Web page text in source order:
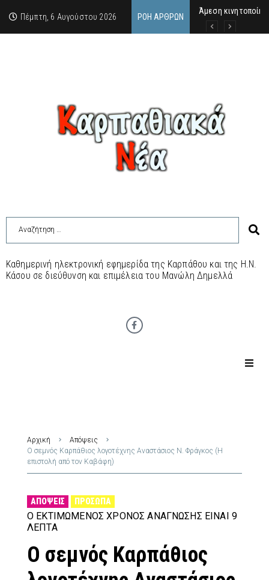
Πέμπτη, 6 Αυγούστου 2026 ΡΟΉ ΆΡΘΡΩΝ
Άμεση
Στο πανηγύρι του
ΣΥΝΑΥΛΙΑ ΜΑΡΙΟΥ
Καθημερινή ηλεκτρονική εφημερίδα της Καρπάθου και της Η.Ν.
Κάσου σε διεύθυνση και επιμέλεια του Μανώλη Δημελλά
Αρχική
Απόψεις
Ο σεμνός Καρπάθιος λογοτέχνης Αναστάσιος Ν. Φράγκος (Η
επιστολή από τον Καβάφη)
ΑΠΌΨΕΙΣ ΠΡΌΣΩΠΑ
Ο ΕΚΤΙΜΏΜΕΝΟΣ ΧΡΌΝΟΣ ΑΝΆΓΝΩΣΗΣ ΕΊΝΑΙ 9
ΛΕΠΤΆ
Ο σεμνός Καρπάθιος